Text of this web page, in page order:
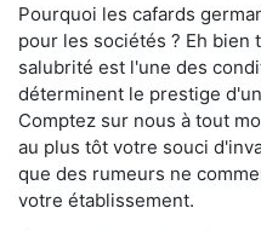
Pourquoi les cafards
pour les sociétés ? Eh bien
salubrité est l'une des
déterminent le prestige
Comptez sur nous à tout
au plus tôt votre souci
que des rumeurs ne
votre établissement.